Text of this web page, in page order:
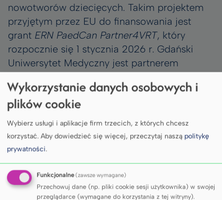
nowotworów dziecięcych. Takim projektem
przyjętym przez EU do finansowania jest
grant ERN PaedCan Partner4VRT, który
rozpocznie się 1 stycznia 2026 r. Gdański
Uniwersytet Medyczny jest partnerem
w ramach WP 5 i 6, dotyczących
optymalizacji diagnostyki, w tym
molekularnej u pacjentów
z pankreatoblastoma i rakiem kory nadnerczy
oraz poprawy wymiany danych
jest dr hab. Małgorzata A. Krawczyk.
Grupa EXPeRT, założona w 2008 r. przez
Wykorzystanie danych osobowych i
plików cookie
Wybierz usługi i aplikacje firm trzecich, z których chcesz
korzystać. Aby dowiedzieć się więcej, przeczytaj naszą politykę
prywatności.
Funkcjonalne(zawsze wymagane)
Przechowuj dane (np. pliki cookie sesji użytkownika) w swojej
przeglądarce (wymagane do korzystania z tej witryny).